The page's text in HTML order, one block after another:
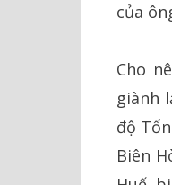
của
Cho
giành
độ
Biên